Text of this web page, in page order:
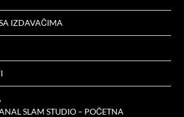
IZDAVAČIMA
SLAM STUDIO – POČETNA